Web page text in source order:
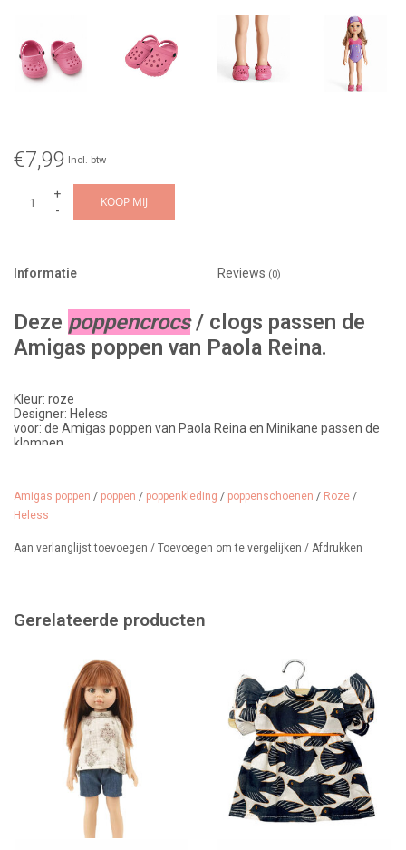
€7,99 Incl. btw
+
-
KOOP MIJ
Informatie Reviews (0)
Deze poppencrocs/ clogs passen de
Amigas poppen van Paola Reina.
Kleur: roze
Designer: Heless
voor: de Amigas poppen van Paola Reina en Minikane passen de
klompen
Amigas poppen / poppen / poppenkleding / poppenschoenen / Roze /
Heless
Aan verlanglijst toevoegen / Toevoegen om te vergelijken / Afdrukken
Gerelateerde producten